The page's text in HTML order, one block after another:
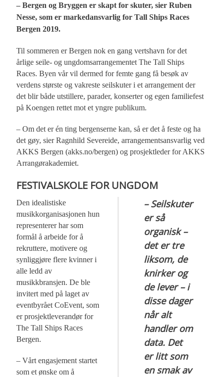
– Bergen og Bryggen er skapt for skuter, sier Ruben
Nesse, som er markedansvarlig for Tall Ships Races
Bergen 2019.
Til sommeren er Bergen nok en gang vertshavn for det
årlige seile- og ungdomsarrangementet The Tall Ships
Races. Byen vår vil dermed for femte gang få besøk av
verdens største og vakreste seilskuter i et arrangement der
det blir både utstillere, parader, konserter og egen familiefest
på Koengen rettet mot et yngre publikum.
– Om det er én ting bergenserne kan, så er det å feste og ha
det gøy, sier Ragnhild Severeide, arrangementsansvarlig ved
AKKS Bergen (akks.no/bergen) og prosjektleder for AKKS
Arrangørakademiet.
FESTIVALSKOLE FOR UNGDOM
– Seilskuter
er så
organisk –
det er tre
liksom, de
knirker og
de lever – i
disse dager
når alt
handler om
data. Det
er litt som
en smak av
Den idealistiske
musikkorganisasjonen hun
representerer har som
formål å arbeide for å
rekruttere, motivere og
synliggjøre flere kvinner i
alle ledd av
musikkbransjen. De ble
invitert med på laget av
eventbyrået CoEvent, som
er prosjektleverandør for
The Tall Ships Races
Bergen.
– Vårt engasjement startet
som et ønske om å